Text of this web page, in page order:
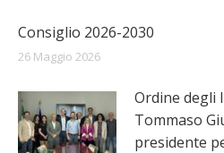
Consiglio 2026-2030
26 Maggio 2026
Ordine degli
Tommaso
presidente